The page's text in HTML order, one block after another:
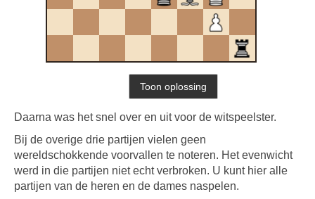
Daarna was het snel over en uit voor de witspeelster.
Bij de overige drie partijen vielen geen
wereldschokkende voorvallen te noteren. Het evenwicht
werd in die partijen niet echt verbroken. U kunt hier alle
partijen van de heren en de dames naspelen.